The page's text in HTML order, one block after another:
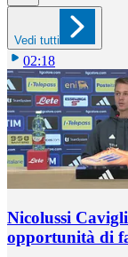
Vedi tutti
02:18
Nicolussi
opportunità di